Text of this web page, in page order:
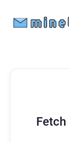
Fetch